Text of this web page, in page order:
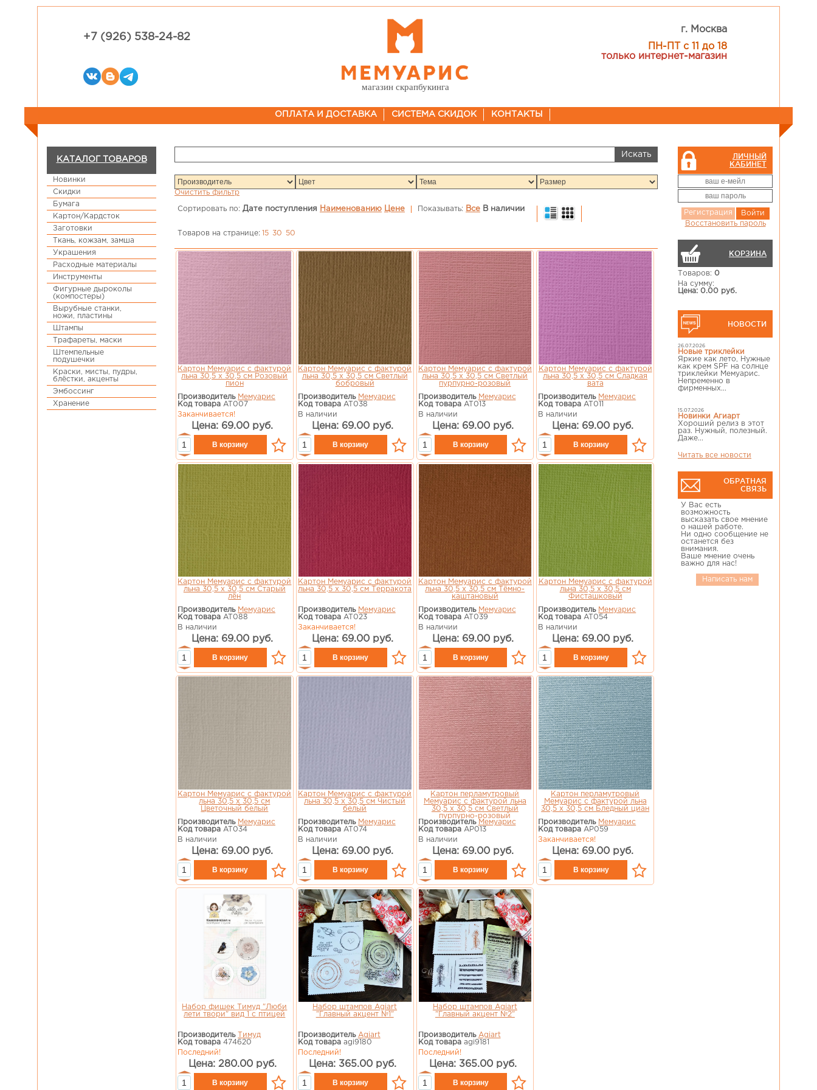
+7 (926) 538-24-82
магазин скрапбукинга
г. Москва
ПН-ПТ с 11 до 18
только интернет-магазин
ОПЛАТА И ДОСТАВКА СИСТЕМА СКИДОК КОНТАКТЫ
КАТАЛОГ ТОВАРОВ
Новинки
Скидки
Бумага
Картон/Кардсток
Заготовки
Ткань, кожзам, замша
Украшения
Расходные материалы
Инструменты
Фигурные дыроколы
(компостеры)
Вырубные станки,
ножи, пластины
Штампы
Трафареты, маски
Штемпельные
подушечки
Краски, мисты, пудры,
блёстки, акценты
Эмбоссинг
Хранение
ЛИЧНЫЙ
КАБИНЕТ
Регистрация
Войти
Восстановить пароль
КОРЗИНА
Товаров: 0
На сумму:
Цена: 0.00 руб.
НОВОСТИ
26.07.2026
Новые триклейки
Яркие как лето, Нужные
как крем SPF на солнце
триклейки Мемуарис.
Непременно в
фирменных...
15.07.2026
Новинки Агиарт
Хороший релиз в этот
раз. Нужный, полезный.
Даже...
Читать все новости
ОБРАТНАЯ
СВЯЗЬ
У Вас есть
возможность
высказать свое мнение
о нашей работе.
Ни одно сообщение не
останется без
внимания.
Ваше мнение очень
важно для нас!
Написать нам
Очистить фильтр
Сортировать по: Дате поступления Наименованию Цене Показывать: Все В наличии
Товаров на странице: 15 30 50
Картон Мемуарис с фактурой
льна 30,5 х 30,5 см Розовый
пион
Производитель Мемуарис
Код товара AT007
Заканчивается!
Цена: 69.00 руб.
Картон Мемуарис с фактурой
льна 30,5 х 30,5 см Светлый
бобровый
Производитель Мемуарис
Код товараAT038
В наличии
Цена: 69.00 руб.
Картон Мемуарис с фактурой
льна 30,5 х 30,5 см Светлый
пурпурно-розовый
Производитель Мемуарис
Код товараAT013
В наличии
Цена: 69.00 руб.
Картон Мемуарис с фактурой
льна 30,5 х 30,5 см Сладкая
вата
Производитель Мемуарис
Код товара AT011
В наличии
Цена: 69.00 руб.
Картон Мемуарис с фактурой
льна 30,5 х 30,5 см Старый
лён
Производитель Мемуарис
Код товара AT088
В наличии
Цена: 69.00 руб.
Картон Мемуарис с фактурой
льна 30,5 х 30,5 см Терракота
Производитель Мемуарис
Код товараAT023
Заканчивается!
Цена: 69.00 руб.
Картон Мемуарис с фактурой
льна 30,5 х 30,5 см Тёмно-
каштановый
Производитель Мемуарис
Код товараAT039
В наличии
Цена: 69.00 руб.
Картон Мемуарис с фактурой
льна 30,5 х 30,5 см
Фисташковый
Производитель Мемуарис
Код товара AT054
В наличии
Цена: 69.00 руб.
Картон Мемуарис с фактурой
льна 30,5 х 30,5 см
Цветочный белый
Производитель Мемуарис
Код товара AT034
В наличии
Цена: 69.00 руб.
Картон Мемуарис с фактурой
льна 30,5 х 30,5 см Чистый
белый
Производитель Мемуарис
Код товараAT074
В наличии
Цена: 69.00 руб.
Картон перламутровый
Мемуарис с фактурой льна
30,5 х 30,5 см Cветлый
пурпурно-розовый
Производитель Мемуарис
Код товараAP013
В наличии
Цена: 69.00 руб.
Картон перламутровый
Мемуарис с фактурой льна
30,5 х 30,5 см Бледный циан
Производитель Мемуарис
Код товара AP059
Заканчивается!
Цена: 69.00 руб.
Набор фишек Тимуд "Люби
лети твори" вид 1 с птицей
Производитель
Тимуд
Код товара 474620
Последний!
Цена: 280.00 руб.
Набор штампов Agiart
"Главный акцент №1"
Производитель Agiart
Код товараagi9180
Последний!
Цена: 365.00 руб.
Набор штампов Agiart
"Главный акцент №2"
Производитель Agiart
Код товараagi9181
Последний!
Цена: 365.00 руб.